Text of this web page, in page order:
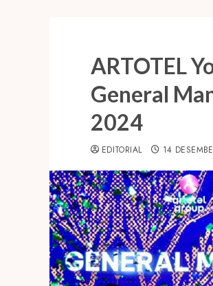
ARTOTEL
General
2024
EDITORIAL 14